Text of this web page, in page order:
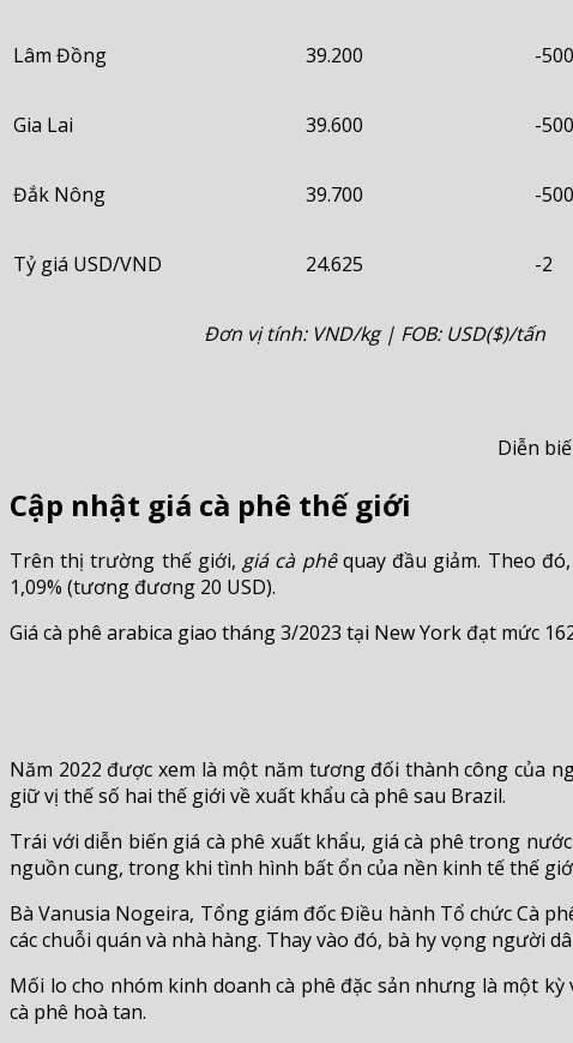
Lâm Đồng 39.200 -500
Gia Lai 39.600 -500
Đắk Nông 39.700 -500
Tỷ giá USD/VND 24.625 -2
Đơn vị tính: VND/kg | FOB: USD($)/tấn
Diễn
Cập nhật giá cà phê thế giới
Trên thị trường thế giới,giá cà phêquay đầu giảm. Theo
1,09% (tương đương 20 USD).
Giá cà phê arabica giao tháng 3/2023 tại New York đạt mức
Năm 2022 được xem là một năm tương đối thành công của
giữ vị thế số hai thế giới về xuất khẩu cà phê sau Brazil.
Trái với diễn biến giá cà phê xuất khẩu, giá cà phê trong
nguồn cung, trong khi tình hình bất ổn của nền kinh tế thế
Bà Vanusia Nogeira, Tổng giám đốc Điều hành Tổ chức Cà
các chuỗi quán và nhà hàng. Thay vào đó, bà hy vọng người
Mối lo cho nhóm kinh doanh cà phê đặc sản nhưng là một
cà phê hoà tan.